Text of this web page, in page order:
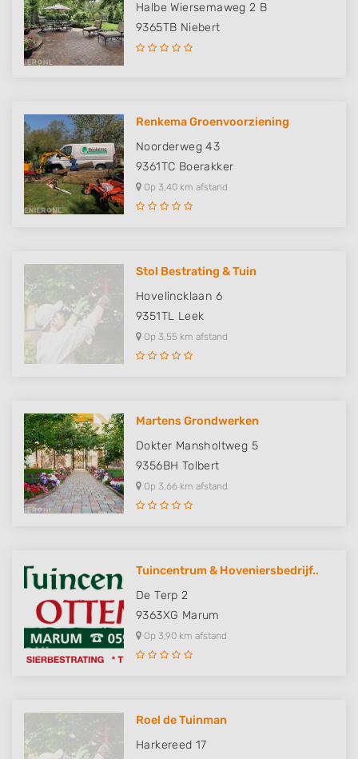
Halbe Wiersemaweg 2 B
9365TB Niebert
Renkema Groenvoorziening
Noorderweg 43
9361TC Boerakker
Op 3,40 km afstand
Stol Bestrating & Tuin
Hovelincklaan 6
9351TL Leek
Op 3,55 km afstand
Martens Grondwerken
Dokter Mansholtweg 5
9356BH Tolbert
Op 3,66 km afstand
Tuincentrum & Hoveniersbedrijf..
De Terp 2
9363XG Marum
Op 3,90 km afstand
Roel de Tuinman
Harkereed 17